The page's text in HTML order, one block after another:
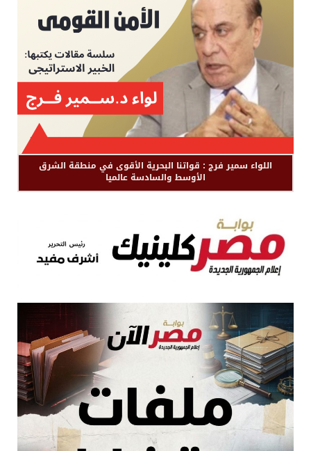
اللواء سمير فرج : قواتنا البحرية الأقوى في منطقة الشرق
الأوسط والسادسة عالميا